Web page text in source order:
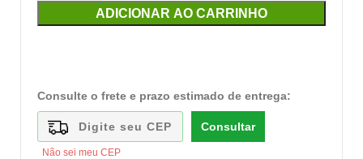
ADICIONAR AO CARRINHO
Consulte o frete e prazo estimado de entrega:
Consultar
Não sei meu CEP